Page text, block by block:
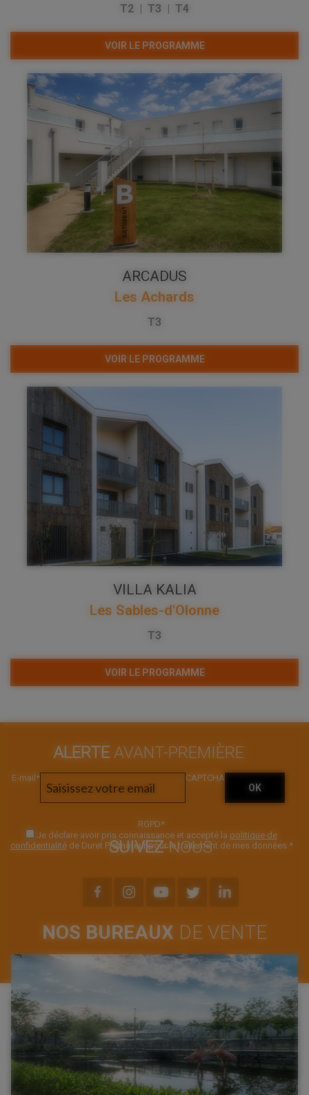
T2 | T3 | T4
VOIR LE PROGRAMME
ARCADUS
Les Achards
T3
VOIR LE PROGRAMME
VILLA KALIA
Les Sables-d'Olonne
T3
VOIR LE PROGRAMME
ALERTEAVANT-PREMIÈRE
E-mail *
RGPD*
Je déclare avoir pris connaissance et accepté la politique de
confidentialitéde Duret Promoteur pour le traitement de mes données.*
CAPTCHA
SUIVEZ-NOUS
NOS BUREAUX DE VENTE